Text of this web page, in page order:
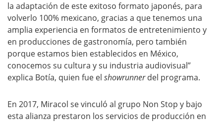
la adaptación de este exitoso formato japonés, para
volverlo 100% mexicano, gracias a que tenemos una
amplia experiencia en formatos de entretenimiento y
en producciones de gastronomía, pero también
porque estamos bien establecidos en México,
conocemos su cultura y su industria audiovisual”
explica Botía, quien fue el showrunnerdel programa.
En 2017, Miracol se vinculó al grupo Non Stop y bajo
esta alianza prestaron los servicios de producción en